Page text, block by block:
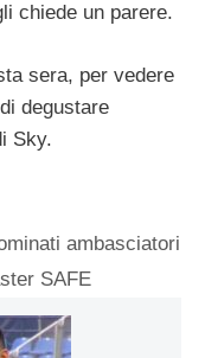
chiede un parere.
sera, per vedere
degustare
Sky.
ambasciatori
SAFE